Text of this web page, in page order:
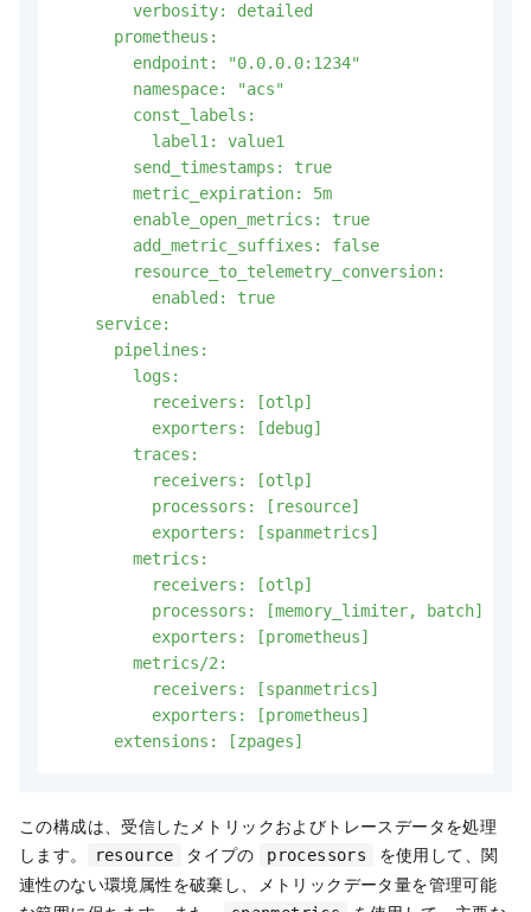
        verbosity: detailed
      prometheus:
        endpoint: "0.0.0.0:1234"
        namespace: "acs"
        const_labels:
          label1: value1
        send_timestamps: true
        metric_expiration: 5m
        enable_open_metrics: true
        add_metric_suffixes: false
        resource_to_telemetry_conversion:
          enabled: true
    service:
      pipelines:
        logs:
          receivers: [otlp]
          exporters: [debug]
        traces:
          receivers: [otlp]
          processors: [resource]
          exporters: [spanmetrics]
        metrics:
          receivers: [otlp]
          processors: [memory_limiter, batch]
          exporters: [prometheus]
        metrics/2:
          receivers: [spanmetrics]
          exporters: [prometheus]
この構成は、受信したメトリックおよびトレースデータを処理
します。
resource タイプの processors
を使用して、関
連性のない環境属性を破棄し、メトリックデータ量を管理可能